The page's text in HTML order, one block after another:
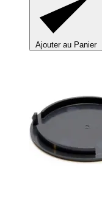
Ajouter au Panier